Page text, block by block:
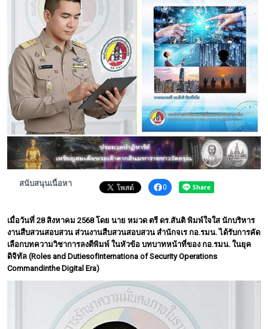
พระดอทกะฉ่อน
กะฉ่อนช้อปปิ้ง
ติดต่อ
สนับสนุนเนื่อหา 0
เมื่อวันที่ 28 สิงหาคม 2568 โดย นาย หมวด ตรี ดร.สันติ พิมพ์ใจใส นักบริหาร
งานสืบสวนสอบสวน ส่วนงานสืบสวนสอบสวน สำนักจเร กอ.รมน. ได้รับการคัด
เลือกบทความวิชาการลงตีพิมพ์ ในหัวข้อ บทบาทหน้าที่ของ กอ.รมน. ในยุค
ดิจิทัล (Roles and DutiesofInternationa of Security Operations
Commandinthe Digital Era)